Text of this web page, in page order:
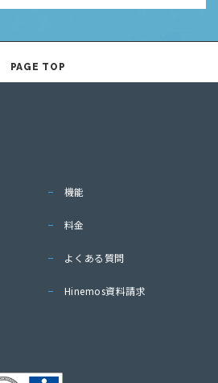
PAGE TOP
機能
料金
よくある質問
Hinemos資料請求